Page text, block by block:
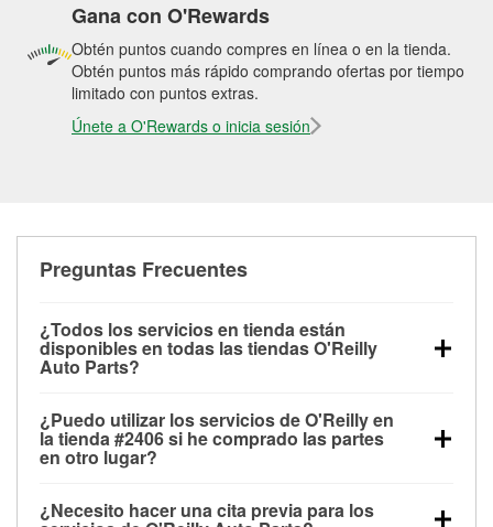
Gana con O'Rewards
Obtén puntos cuando compres en línea o en la tienda.
Obtén puntos más rápido comprando ofertas por tiempo
limitado con puntos extras.
Únete a O'Rewards o inicia sesión
Preguntas Frecuentes
¿Todos los servicios en tienda están
disponibles en todas las tiendas O'Reilly
Auto Parts?
las pruebas de batería, pruebas de alternador y
motor de arranque, revisión de la luz “Check Engine”
con O'Reilly VeriScan® e instalación de
limpiaparabrisas o bombillas, están disponibles en
¿Puedo utilizar los servicios de O'Reilly en
la tienda #2406 si he comprado las partes
en otro lugar?
de O'Reilly Auto Parts que estén disponibles en la
¿Necesito hacer una cita previa para los